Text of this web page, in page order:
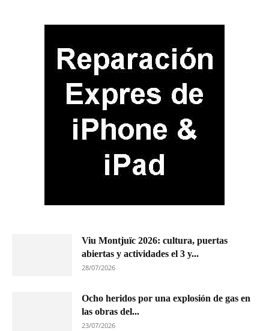
Viu Montjuïc 2026: cultura, puertas
abiertas y actividades el 3 y...
28/07/2026
Ocho heridos por una explosión de gas en
las obras del...
23/07/2026